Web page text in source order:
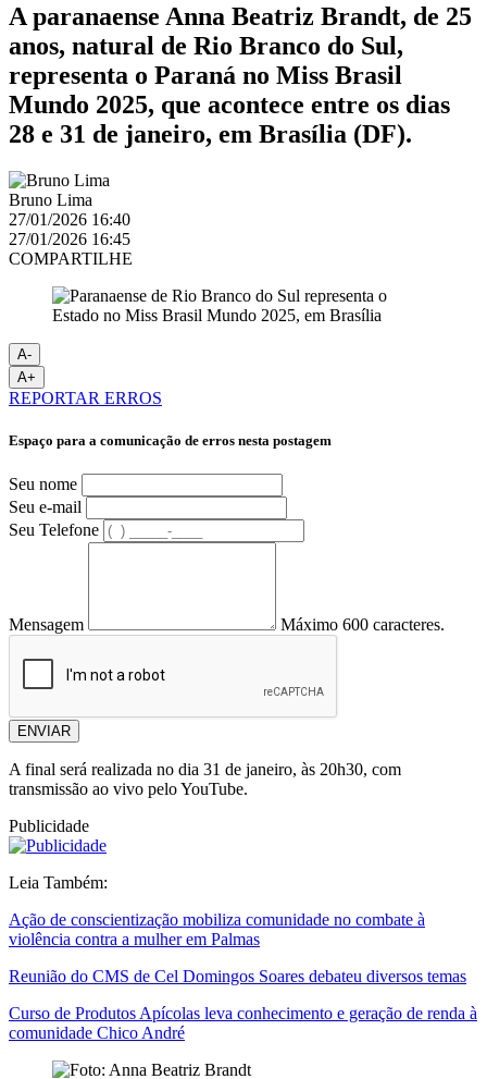
A paranaense Anna Beatriz Brandt, de 25
anos, natural de Rio Branco do Sul,
representa o Paraná no Miss Brasil
Mundo 2025, que acontece entre os dias
28 e 31 de janeiro, em Brasília (DF).
Bruno Lima
27/01/2026 16:40
27/01/2026 16:45
COMPARTILHE
A-
A+
REPORTAR ERROS
Espaço para a comunicação de erros nesta postagem
Seu nome
Seu e-mail
Seu Telefone
Mensagem Máximo 600 caracteres.
ENVIAR
A final será realizada no dia 31 de janeiro, às 20h30, com
transmissão ao vivo pelo YouTube.
Publicidade
Leia Também:
Ação de conscientização mobiliza comunidade no combate à
violência contra a mulher em Palmas
Reunião do CMS de Cel Domingos Soares debateu diversos temas
Curso de Produtos Apícolas leva conhecimento e geração de renda à
comunidade Chico André